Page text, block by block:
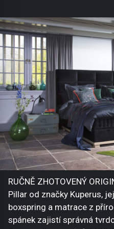
RUČNĚ ZHOTOVENÝ
Pillar od značky Kuperus,
boxspring a matrace z
spánek zajistí správná